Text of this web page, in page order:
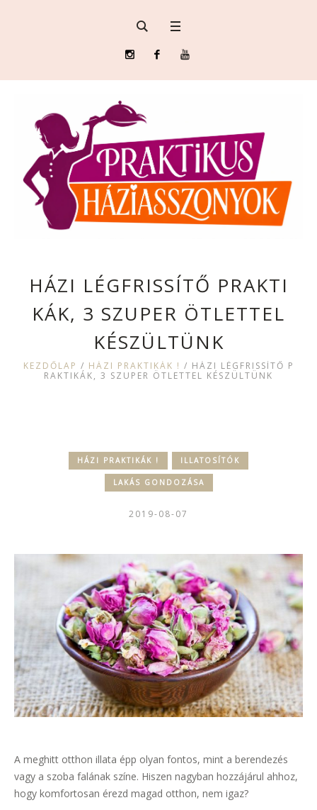
HÁZI LÉGFRISSÍTŐ PRAKTI
KÁK, 3 SZUPER ÖTLETTEL
KÉSZÜLTÜNK
KEZDŐLAP / HÁZI PRAKTIKÁK ! / HÁZI LÉGFRISSÍTŐ P
RAKTIKÁK, 3 SZUPER ÖTLETTEL KÉSZÜLTÜNK
HÁZI PRAKTIKÁK ! ILLATOSÍTÓK
LAKÁS GONDOZÁSA
2019-08-07
A meghitt otthon illata épp olyan fontos, mint a berendezés
vagy a szoba falának színe. Hiszen nagyban hozzájárul ahhoz,
hogy komfortosan érezd magad otthon, nem igaz?